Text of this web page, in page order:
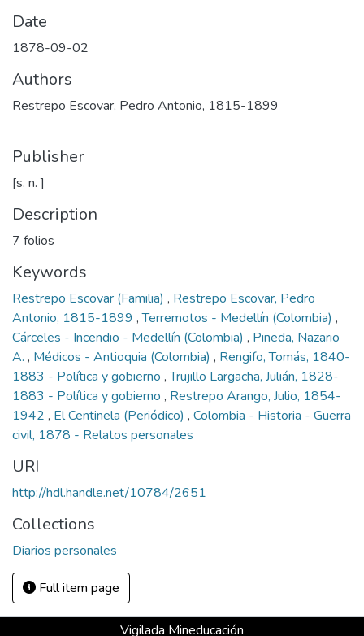
Date
1878-09-02
Authors
Restrepo Escovar, Pedro Antonio, 1815-1899
Publisher
[s. n. ]
Description
7 folios
Keywords
Restrepo Escovar (Familia) , Restrepo Escovar, Pedro
Antonio, 1815-1899 ,Terremotos - Medellín (Colombia) ,
Cárceles - Incendio - Medellín (Colombia) , Pineda, Nazario
A. , Médicos - Antioquia (Colombia) , Rengifo, Tomás, 1840-
1883 - Política y gobierno ,Trujillo Largacha, Julián, 1828-
1883 - Política y gobierno , Restrepo Arango, Julio, 1854-
1942 , El Centinela (Periódico) , Colombia - Historia - Guerra
civil, 1878 - Relatos personales
URI
http://hdl.handle.net/10784/2651
Collections
Diarios personales
Full item page
Vigilada Mineducación